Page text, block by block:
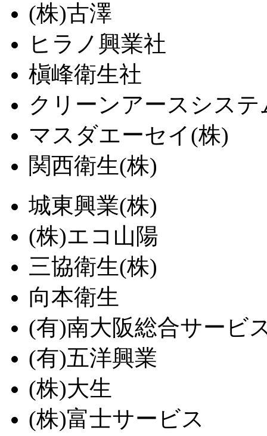
(株)古澤
ヒラノ興業社
槇峰衛生社
クリーンアースシステ
マスダエーセイ(株)
関西衛生(株)
城東興業(株)
(株)エコ山陽
三協衛生(株)
向本衛生
(有)南大阪総合サービ
(有)五洋興業
(株)大生
(株)富士サービス